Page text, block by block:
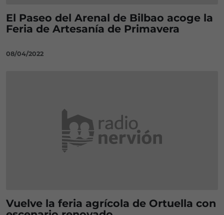
El Paseo del Arenal de Bilbao acoge la
Feria de Artesanía de Primavera
08/04/2022
Vuelve la feria agrícola de Ortuella con